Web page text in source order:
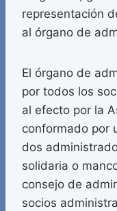
representación
al órgano de
El órgano de
por todos los
al efecto por la
conformado por
dos
solidaria o
consejo de
socios